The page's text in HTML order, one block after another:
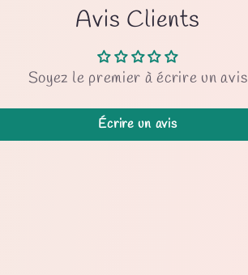
Avis Clients
Soyez le premier à écrire un avis
Écrire un avis